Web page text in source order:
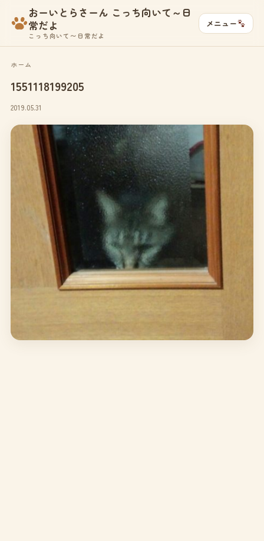
おーいとらさーん こっち向いて～日
常だよ
こっち向いて〜日常だよ
メニュー
ホーム
1551118199205
2019.05.31